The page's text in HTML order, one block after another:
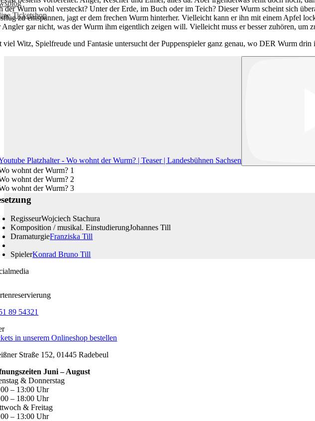
Ticketshop
der Wurm wohl versteckt? Unter der Erde, im Buch oder im Teich? Dieser Wurm scheint sich
zu entspannen, jagt er dem frechen Wurm hinterher. Vielleicht kann er ihn mit einem Apfel
Angler gar nicht, was der Wurm ihm eigentlich zeigen will. Vielleicht muss er besser zuhören, um
viel Witz, Spielfreude und Fantasie untersucht der Puppenspieler ganz genau, wo DER Wurm drin
RegisseurWojciech Stachura
Komposition / musikal. EinstudierungJohannes Till
DramaturgieFranziska Till
SpielerKonrad Bruno Till
89 54321
in unserem Onlineshop bestellen
Straße 152, 01445 Radebeul
Juni – August
& Donnerstag
– 13:00 Uhr
– 18:00 Uhr
& Freitag
– 13:00 Uhr